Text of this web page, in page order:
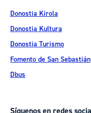
Donostia Kirola
Donostia Kultura
Donostia Turismo
Fomento de San Sebastián
Dbus
Síguenos en redes